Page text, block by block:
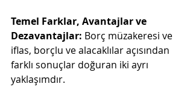
Temel Farklar, Avantajlar ve
Dezavantajlar: Borç müzakeresi ve
iflas, borçlu ve alacaklılar açısından
farklı sonuçlar doğuran iki ayrı
yaklaşımdır​.